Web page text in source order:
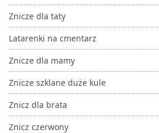
Znicze dla taty
Latarenki na cmentarz
Znicze dla mamy
Znicze szklane duże kule
Znicz dla brata
Znicz czerwony